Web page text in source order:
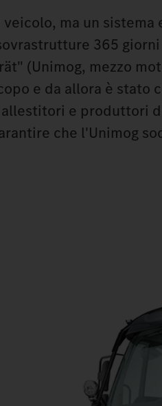
ma un
365
(Unimog, mezzo
e da allora è
e produttori
che l'Unimog